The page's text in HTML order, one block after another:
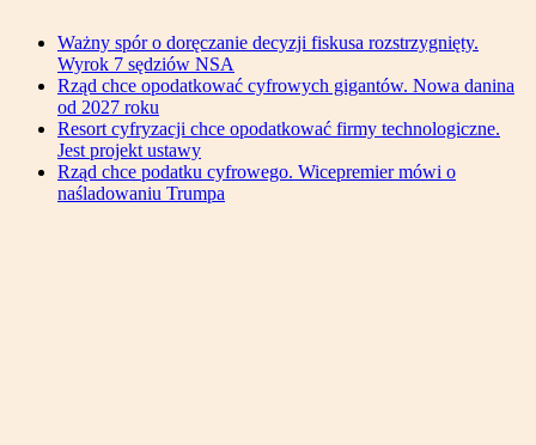
Ważny spór o doręczanie decyzji fiskusa rozstrzygnięty.
Wyrok 7 sędziów NSA
Rząd chce opodatkować cyfrowych gigantów. Nowa danina
od 2027 roku
Resort cyfryzacji chce opodatkować firmy technologiczne.
Jest projekt ustawy
Rząd chce podatku cyfrowego. Wicepremier mówi o
naśladowaniu Trumpa